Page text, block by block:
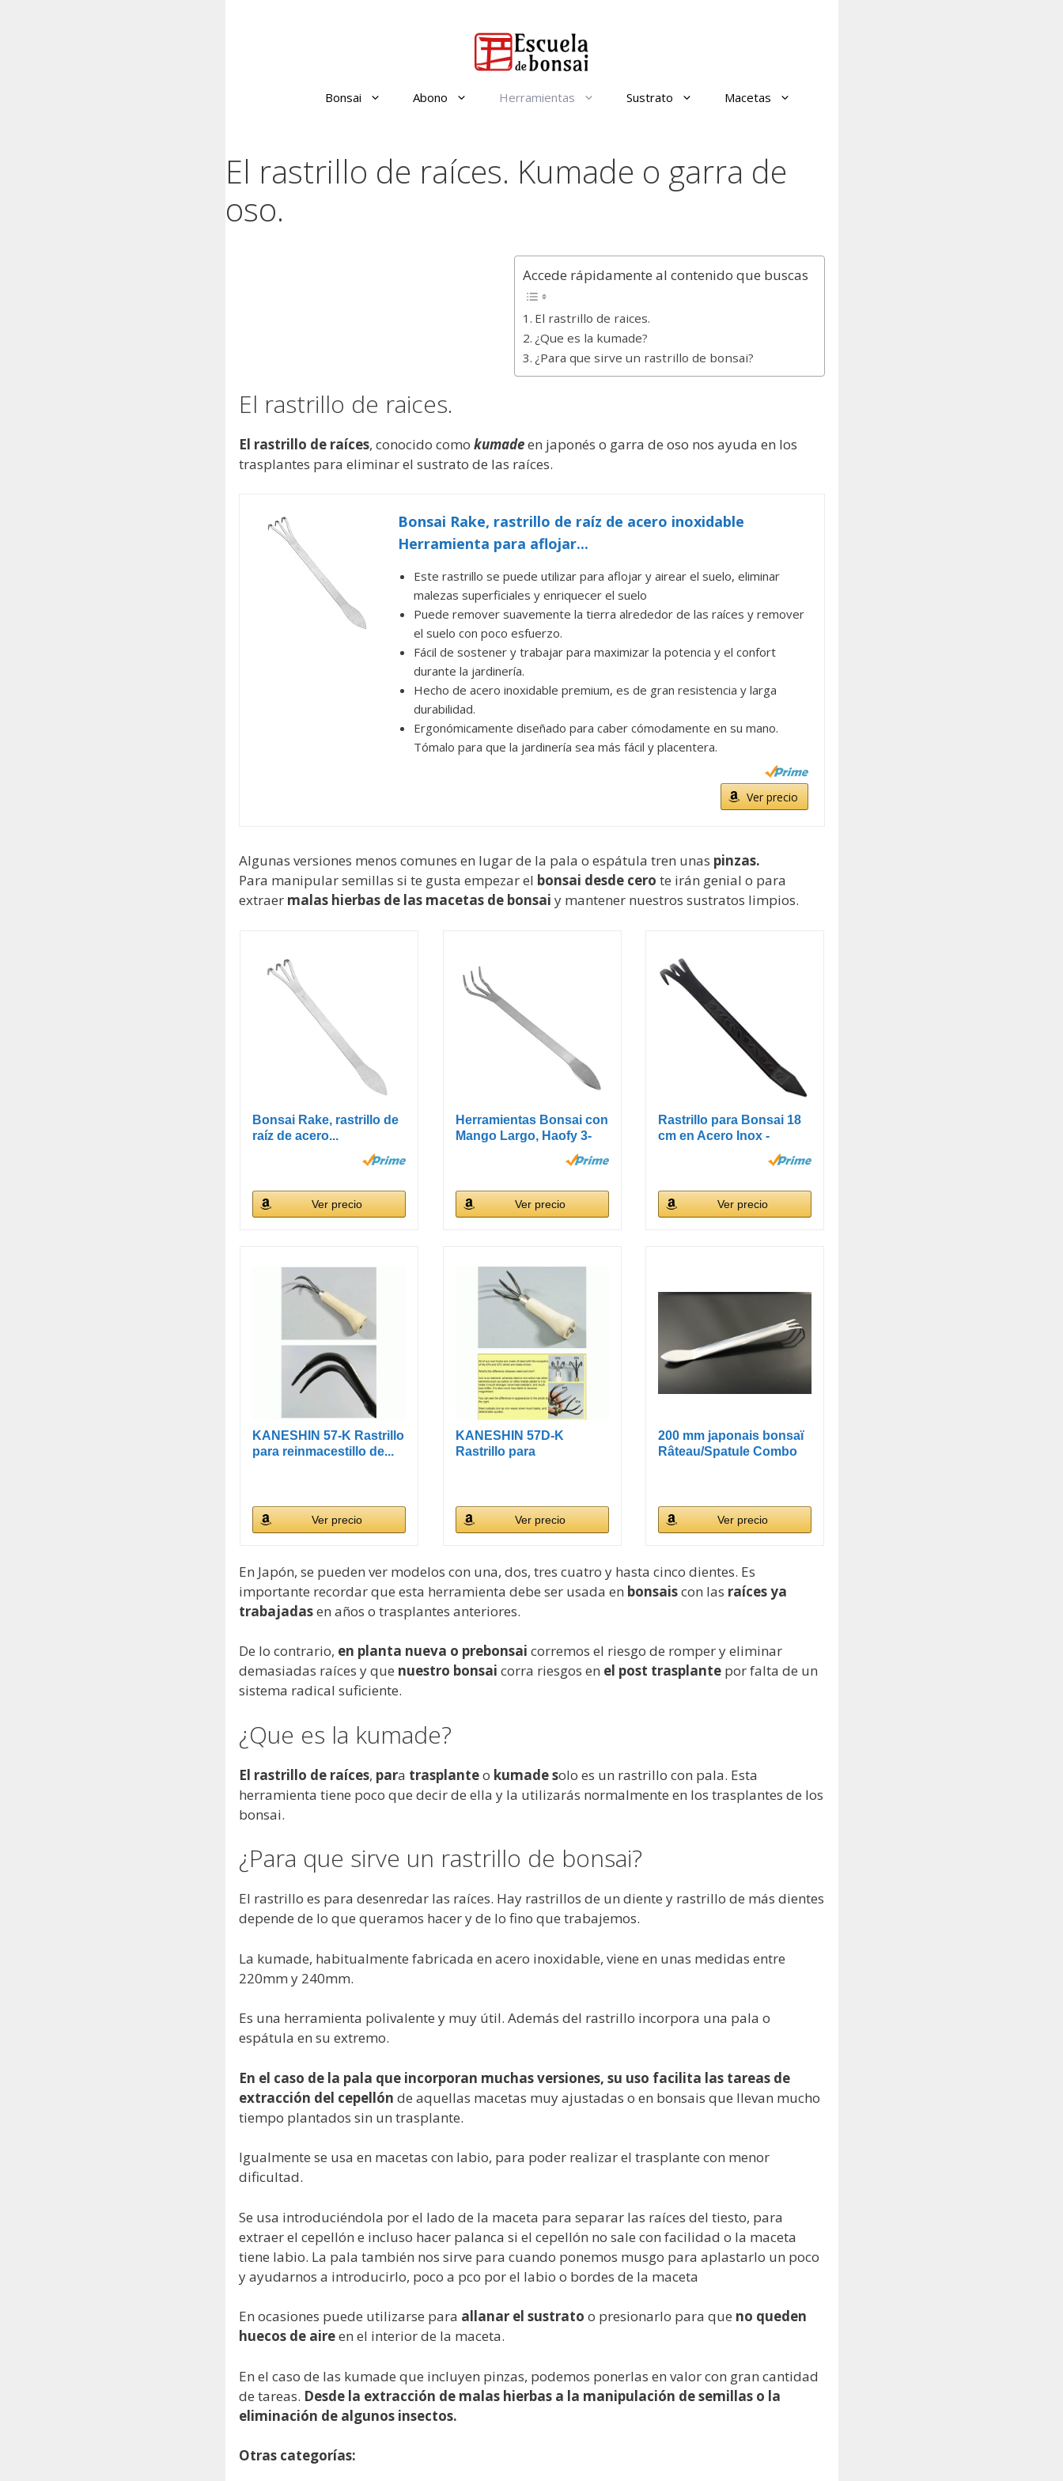
Bonsai Abono Herramientas Sustrato Macetas
El rastrillo de raíces. Kumade o garra de
oso.
Accede rápidamente al contenido que buscas
El rastrillo de raices.
¿Que es la kumade?
¿Para que sirve un rastrillo de bonsai?
El rastrillo de raices.
El rastrillo de raíces, conocido como kumadeen japonés o garra de oso nos ayuda en los
trasplantes para eliminar el sustrato de las raíces.
Bonsai Rake, rastrillo de raíz de acero inoxidable
Herramienta para aflojar...
Este rastrillo se puede utilizar para aflojar y airear el suelo, eliminar
malezas superficiales y enriquecer el suelo
Puede remover suavemente la tierra alrededor de las raíces y remover
el suelo con poco esfuerzo.
Fácil de sostener y trabajar para maximizar la potencia y el confort
durante la jardinería.
Hecho de acero inoxidable premium, es de gran resistencia y larga
durabilidad.
Ergonómicamente diseñado para caber cómodamente en su mano.
Tómalo para que la jardinería sea más fácil y placentera.
Ver precio
Algunas versiones menos comunes en lugar de la pala o espátula tren unas pinzas.
Para manipular semillas si te gusta empezar el bonsai desde cero te irán genial o para
extraer malas hierbas de las macetas de bonsai y mantener nuestros sustratos limpios.
Bonsai Rake, rastrillo de
raíz de acero...
Ver precio
Herramientas Bonsai con
Mango Largo, Haofy 3-
Ver precio
Rastrillo para Bonsai 18
cm en Acero Inox -
Ver precio
KANESHIN 57-K Rastrillo
para reinmacestillo de...
Ver precio
KANESHIN 57D-K
Rastrillo para
Ver precio
200 mm japonais bonsaï
Râteau/Spatule Combo
Ver precio
En Japón, se pueden ver modelos con una, dos, tres cuatro y hasta cinco dientes. Es
importante recordar que esta herramienta debe ser usada en bonsaiscon las raíces ya
trabajadasen años o trasplantes anteriores.
De lo contrario, en planta nueva o prebonsai corremos el riesgo de romper y eliminar
demasiadas raíces y que nuestro bonsai corra riesgos en el post trasplantepor falta de un
sistema radical suficiente.
¿Que es la kumade?
El rastrillo de raíces, para trasplanteo kumade solo es un rastrillo con pala. Esta
herramienta tiene poco que decir de ella y la utilizarás normalmente en los trasplantes de los
bonsai.
¿Para que sirve un rastrillo de bonsai?
El rastrillo es para desenredar las raíces. Hay rastrillos de un diente y rastrillo de más dientes
depende de lo que queramos hacer y de lo fino que trabajemos.
La kumade, habitualmente fabricada en acero inoxidable, viene en unas medidas entre
220mm y 240mm.
Es una herramienta polivalente y muy útil. Además del rastrillo incorpora una pala o
espátula en su extremo.
En el caso de la pala que incorporan muchas versiones, su uso facilita las tareas de
extracción del cepellón de aquellas macetas muy ajustadas o en bonsais que llevan mucho
tiempo plantados sin un trasplante.
Igualmente se usa en macetas con labio, para poder realizar el trasplante con menor
dificultad.
Se usa introduciéndola por el lado de la maceta para separar las raíces del tiesto, para
extraer el cepellón e incluso hacer palanca si el cepellón no sale con facilidad o la maceta
tiene labio. La pala también nos sirve para cuando ponemos musgo para aplastarlo un poco
y ayudarnos a introducirlo, poco a pco por el labio o bordes de la maceta
En ocasiones puede utilizarse para allanar el sustrato o presionarlo para que no queden
huecos de aireen el interior de la maceta.
En el caso de las kumade que incluyen pinzas, podemos ponerlas en valor con gran cantidad
de tareas. Desde la extracción de malas hierbas a la manipulación de semillas o la
eliminación de algunos insectos.
Otras categorías: